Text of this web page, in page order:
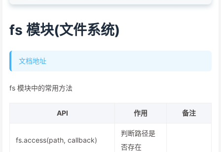
fs 模块(文件系统)
文档地址
fs 模块中的常用方法
API 作用 备注
fs.access(path, callback)
判断路径是
否存在